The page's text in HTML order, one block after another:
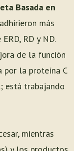
Basada en
más
RD y ND.
de la función
por la proteína C
está trabajando
mientras